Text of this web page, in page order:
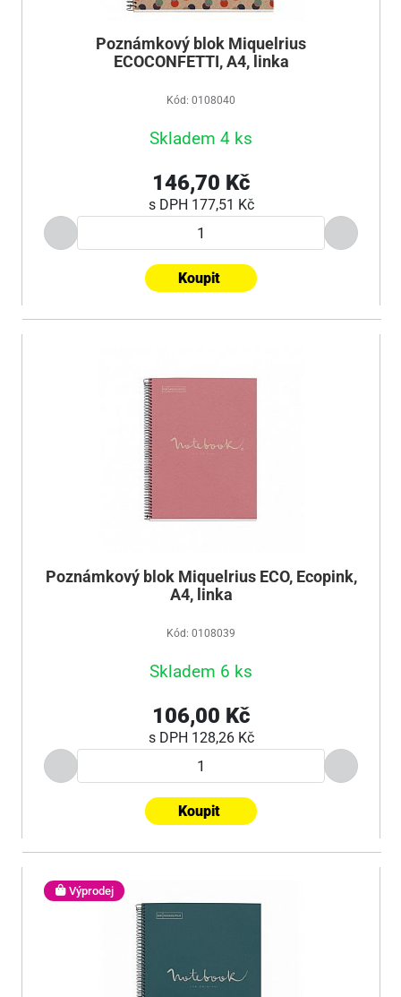
Poznámkový blok Miquelrius
ECOCONFETTI, A4, linka
Kód: 0108040
Skladem 4 ks
146,70 Kč
s DPH 177,51 Kč
Koupit
Poznámkový blok Miquelrius ECO, Ecopink,
A4, linka
Kód: 0108039
Skladem 6 ks
106,00 Kč
s DPH 128,26 Kč
Koupit
Výprodej